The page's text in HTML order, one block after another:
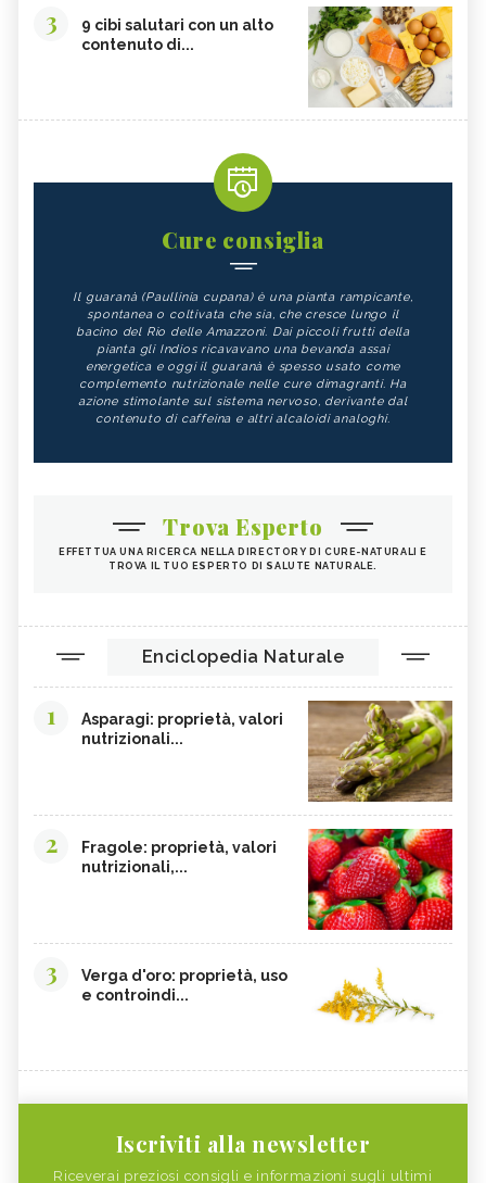
3
9 cibi salutari con un alto
contenuto di...
Cure consiglia
Il guaranà (Paullinia cupana) è una pianta rampicante,
spontanea o coltivata che sia, che cresce lungo il
bacino del Rio delle Amazzoni. Dai piccoli frutti della
pianta gli Indios ricavavano una bevanda assai
energetica e oggi il guaranà è spesso usato come
complemento nutrizionale nelle cure dimagranti. Ha
azione stimolante sul sistema nervoso, derivante dal
contenuto di caffeina e altri alcaloidi analoghi.
Trova Esperto
EFFETTUA UNA RICERCA NELLA DIRECTORY DI CURE-NATURALI E
TROVA IL TUO ESPERTO DI SALUTE NATURALE.
Enciclopedia Naturale
1
Asparagi: proprietà, valori
nutrizionali...
2
Fragole: proprietà, valori
nutrizionali,...
3
Verga d'oro: proprietà, uso
e controindi...
Iscriviti alla newsletter
Riceverai preziosi consigli e informazioni sugli ultimi